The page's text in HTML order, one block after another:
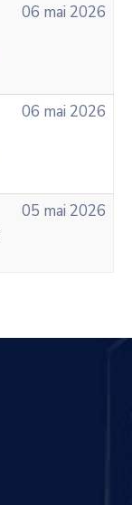
06 mai 2026
06 mai 2026
05 mai 2026